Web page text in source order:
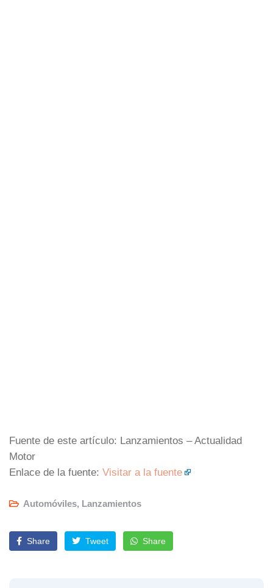
Fuente de este artículo: Lanzamientos – Actualidad
Motor
Enlace de la fuente: Visitar a la fuente
Automóviles, Lanzamientos
Share Tweet Share